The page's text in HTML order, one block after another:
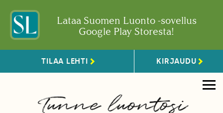
Lataa Suomen Luonto -sovellus
Google Play Storesta!
TILAA LEHTI KIRJAUDU